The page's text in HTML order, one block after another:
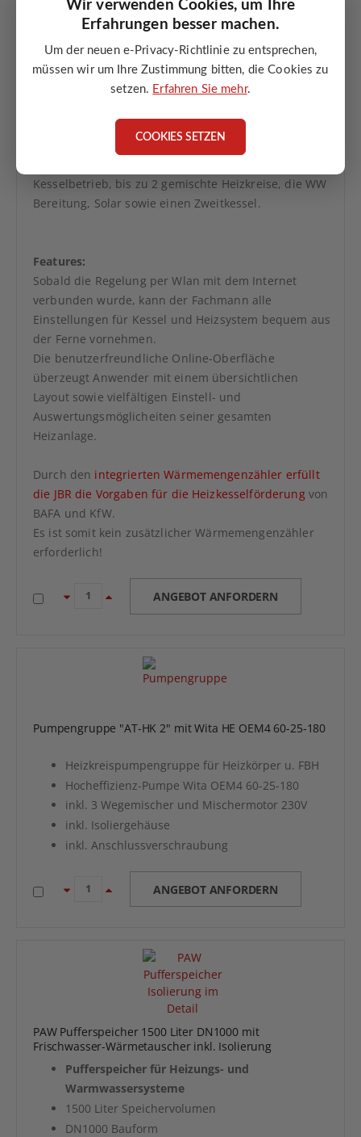
Wir verwenden Cookies, um Ihre
Erfahrungen besser machen.
Um der neuen e-Privacy-Richtlinie zu entsprechen,
müssen wir um Ihre Zustimmung bitten, die Cookies zu
setzen. Erfahren Sie mehr.
COOKIES SETZEN
Wärmemengenzähler
Kesselbetrieb, bis zu 2 gemischte Heizkreise, die WW
Bereitung, Solar sowie einen Zweitkessel.
Features:
Sobald die Regelung per Wlan mit dem Internet
verbunden wurde, kann der Fachmann alle
Einstellungen für Kessel und Heizsystem bequem aus
der Ferne vornehmen.
Die benutzerfreundliche Online-Oberfläche
überzeugt Anwender mit einem übersichtlichen
Layout sowie vielfältigen Einstell- und
Auswertungsmöglicheiten seiner gesamten
Heizanlage.
Durch den integrierten Wärmemengenzähler erfüllt
die JBR die Vorgaben für die Heizkesselförderungvon
BAFA und KfW.
Es ist somit kein zusätzlicher Wärmemengenzähler
erforderlich!
ANGEBOT ANFORDERN
Pumpengruppe "AT-HK 2" mit Wita HE OEM4 60-25-180
Heizkreispumpengruppe für Heizkörper u. FBH
Hocheffizienz-Pumpe Wita OEM4 60-25-180
inkl. 3 Wegemischer und Mischermotor 230V
inkl. Isoliergehäuse
inkl. Anschlussverschraubung
ANGEBOT ANFORDERN
PAW Pufferspeicher 1500 Liter DN1000 mit
Frischwasser-Wärmetauscher inkl. Isolierung
Pufferspeicher für Heizungs- und
Warmwassersysteme
1500 Liter Speichervolumen
DN1000 Bauform